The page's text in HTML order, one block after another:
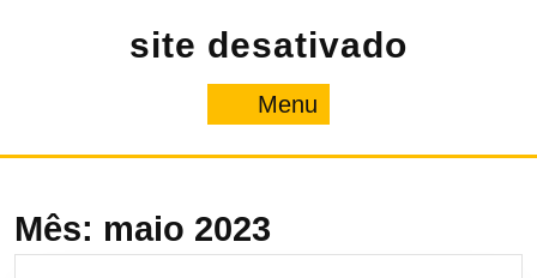
site desativado
Menu
Mês: maio 2023